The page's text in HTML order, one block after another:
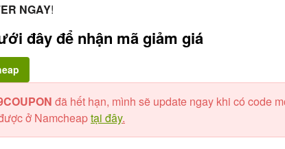
NGAY!
đây để nhận mã giảm giá
đã hết hạn, mình sẽ update ngay khi có code
ở Namcheaptại đây.